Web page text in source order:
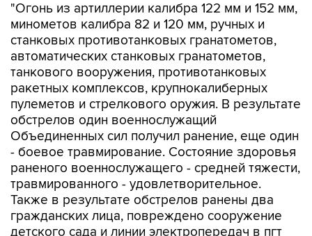
"Огонь из артиллерии калибра 122 мм и 152 мм,
минометов калибра 82 и 120 мм, ручных и
станковых противотанковых гранатометов,
автоматических станковых гранатометов,
танкового вооружения, противотанковых
ракетных комплексов, крупнокалиберных
пулеметов и стрелкового оружия. В результате
обстрелов один военнослужащий
Объединенных сил получил ранение, еще один
- боевое травмирование. Состояние здоровья
раненого военнослужащего - средней тяжести,
травмированного - удовлетворительное.
Также в результате обстрелов ранены два
гражданских лица, повреждено сооружение
детского сада и линии электропередач в пгт